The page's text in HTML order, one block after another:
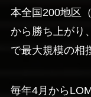
本全国200地区
から勝ち上がり
で最大規模の相
毎年4月から